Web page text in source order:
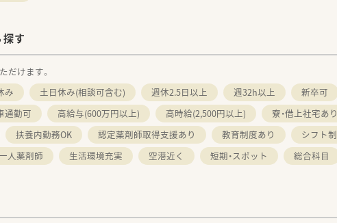
す
だけます。
み 土日休み(相談可含む) 週休2.5日以上 週32h以上 新卒可
通勤可 高給与(600万円以上) 高時給(2,500円以上) 寮・借上社宅あり
扶養内勤務OK 認定薬剤師取得支援あり 教育制度あり シフト制
人薬剤師 生活環境充実 空港近く 短期・スポット 総合科目